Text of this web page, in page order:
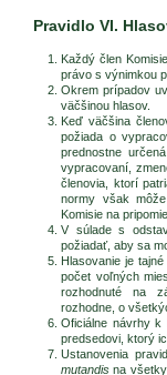
Pravidlo VI.
Každý člen
právo s výnimkou
Okrem prípadov
väčšinou hlasov.
Keď väčšina
požiada o
prednostne
vypracovaní,
členovia, ktorí
normy však
Komisie na
V súlade s
požiadať, aby sa
Hlasovanie je
počet voľných
rozhodnuté na
rozhodne, o
Oficiálne návrhy k
predsedovi, ktorý
Ustanovenia
mutandis na